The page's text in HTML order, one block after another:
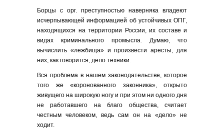
Борцы с орг. преступностью наверняка владеют
исчерпывающей информацией об устойчивых ОПГ,
находящихся на территории России, их составе и
видах криминального промысла. Думаю, что
вычислить «лежбища» и произвести аресты, для
них, как говорится, дело техники.
Вся проблема в нашем законодательстве, которое
того же «коронованного законника», открыто
живущего на широкую ногу и при этом ни одного дня
не работавшего на благо общества, считает
честным человеком, ведь сам он на «дело» не
ходит.